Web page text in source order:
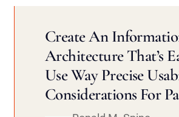
Create An
Architecture That’s
Use Way Precise
Considerations For